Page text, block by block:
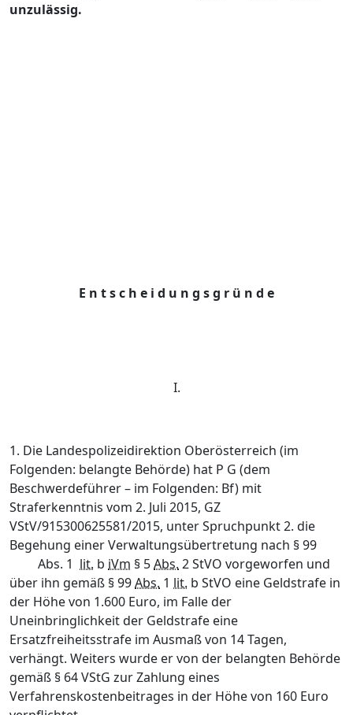
unzulässig.
E n t s c h e i d u n g s g r ü n d e
I.
1. Die Landespolizeidirektion Oberösterreich (im
Folgenden: belangte Behörde) hat P G (dem
Beschwerdeführer – im Folgenden: Bf) mit
Straferkenntnis vom 2. Juli 2015, GZ
VStV/915300625581/2015, unter Spruchpunkt 2. die
Begehung einer Verwaltungs­übertretung nach § 99
Abs. 1 lit. b iVm § 5Abs. 2 StVO vorgeworfen und
über ihn gemäß § 99Abs. 1 lit. b StVO eine Geldstrafe in
der Höhe von 1.600 Euro, im Falle der
Uneinbringlichkeit der Geldstrafe eine
Ersatzfreiheitsstrafe im Ausmaß von 14 Tagen,
verhängt. Weiters wurde er von der belangten Behörde
gemäß § 64 VStG zur Zahlung eines
Verfahrenskostenbeitrages in der Höhe von 160 Euro